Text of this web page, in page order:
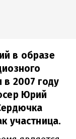
в образе
в 2007 году
Юрий
участница.